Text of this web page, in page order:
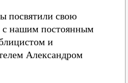
посвятили свою
с нашим постоянным
и
Александром